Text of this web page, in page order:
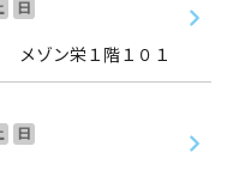
日
メゾン栄１階１０１
日